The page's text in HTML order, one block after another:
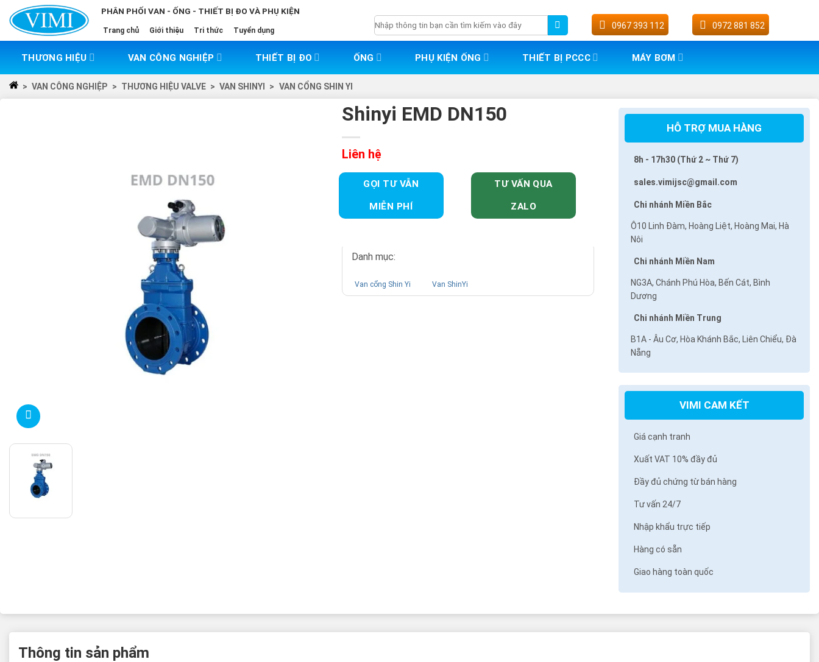
content
PHÂN PHỐI VAN - ỐNG - THIẾT BỊ ĐO VÀ PHỤ KIỆN
Trang chủ Giới thiệu Tri thức Tuyển dụng
Tìm
kiếm:
0967 393 112 0972 881 852
THƯƠNG HIỆU VAN CÔNG NGHIỆP THIẾT BỊ ĐO ỐNG PHỤ KIỆN ỐNG THIẾT BỊ PCCC MÁY BƠM
> VAN CÔNG NGHIỆP > THƯƠNG HIỆU VALVE > VAN SHINYI > VAN CỔNG SHIN YI
Shinyi EMD DN150
Liên hệ
Danh mục:
Van cổng Shin Yi Van ShinYi
GỌI TƯ VẪN
MIỄN PHÍ
TƯ VẤN QUA
ZALO
HỖ TRỢ MUA HÀNG
8h - 17h30 (Thứ 2 ~ Thứ 7)
sales.vimijsc@gmail.com
Chi nhánh Miền Bắc
Ô10 Linh Đàm, Hoàng Liệt, Hoàng Mai, Hà
Nôi
Chi nhánh Miền Nam
NG3A, Chánh Phú Hòa, Bến Cát, Bình
Dương
Chi nhánh Miền Trung
B1A - Âu Cơ, Hòa Khánh Bắc, Liên Chiểu, Đà
Nẵng
VIMI CAM KẾT
Giá cạnh tranh
Xuất VAT 10% đầy đủ
Đầy đủ chứng từ bán hàng
Tư vấn 24/7
Nhập khẩu trực tiếp
Hàng có sẵn
Giao hàng toàn quốc
Thông tin sản phẩm